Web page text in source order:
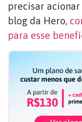
precisar acionar
blog da Hero,
para esse